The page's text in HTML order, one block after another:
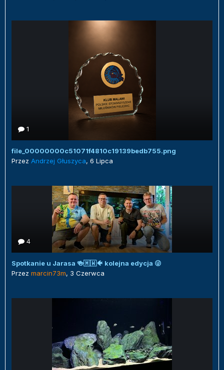
1
file_00000000c51071f4810c19139bedb755.png
Przez Andrzej Głuszyca, 6 Lipca
4
Spotkanie u Jarasa 🍻🇲🇼🐠 kolejna edycja 😜
Przez marcin73m, 3 Czerwca